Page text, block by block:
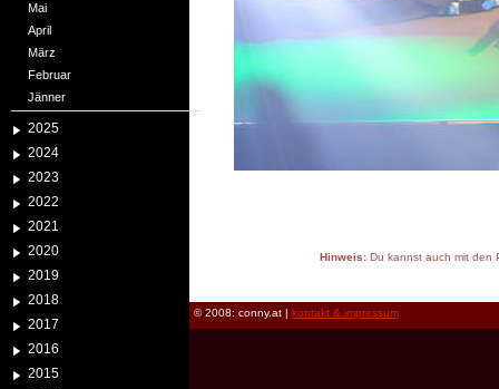
Mai
April
März
Februar
Jänner
2025
2024
2023
2022
2021
2020
2019
2018
2017
2016
2015
Hinweis:Du kannst auch mit den
© 2008: conny.at | kontakt & impressum